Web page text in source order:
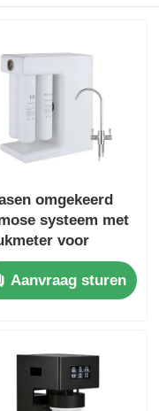
omgekeerd
systeem met
voor
en klein
gebruik
Aanvraag sturen